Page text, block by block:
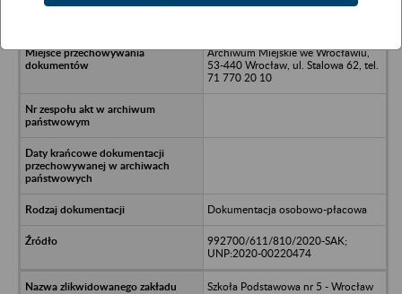
Szkoła Podstawowa nr 4 - Wrocław
Archiwum Miejskie we Wrocławiu,
53-440 Wrocław, ul. Stalowa 62, tel.
71 770 20 10
Dokumentacja osobowo-płacowa
992700/611/810/2020-SAK;
UNP:2020-00220474
Szkoła Podstawowa nr 5 - Wrocław